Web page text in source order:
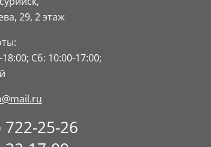
29, 2 этаж
Сб: 10:00-17:00;
722-25-26